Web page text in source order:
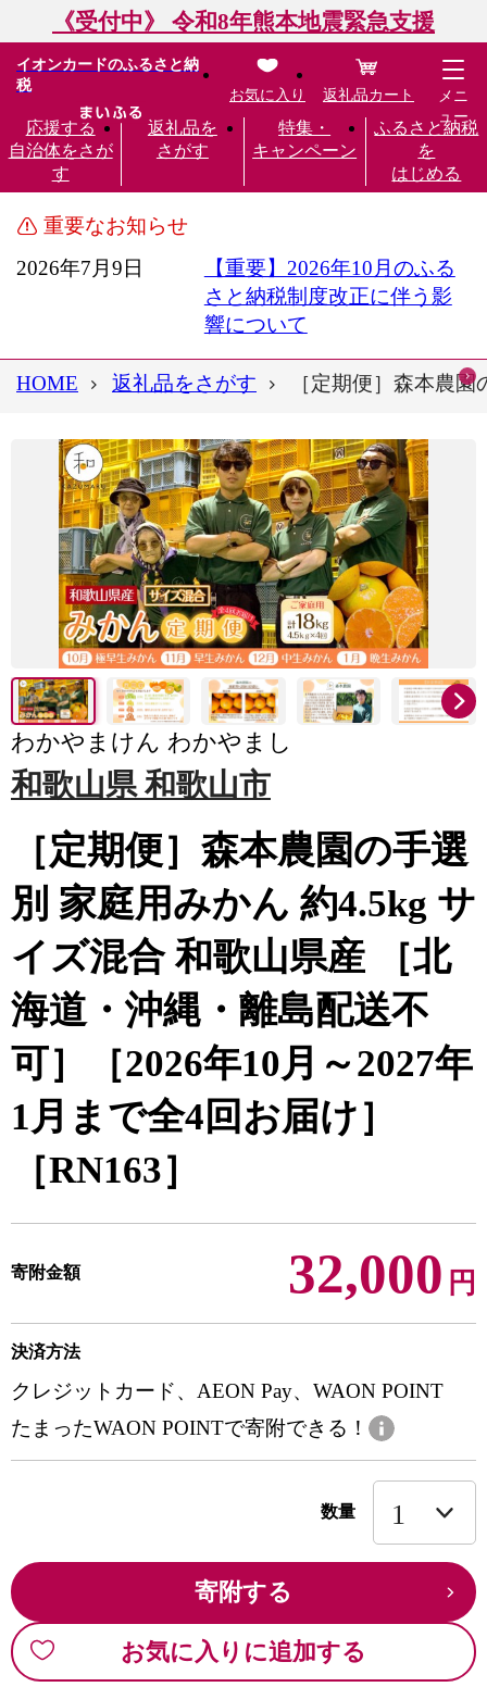
《受付中》 令和8年熊本地震緊急支援
イオンカードのふるさと納
税
応援する
自治体をさが
す
返礼品を
さがす
特集・
キャンペーン
ふるさと納税
を
はじめる
お気に入り 返礼品カート
メニ
ュー
重要なお知らせ
2026年7月9日
【重要】2026年10月のふる
さと納税制度改正に伴う影
響について
HOME 返礼品をさがす ［定期便］森本農
わかやまけん わかやまし
和歌山県 和歌山市
［定期便］森本農園の手選
別 家庭用みかん 約4.5kg サ
イズ混合 和歌山県産 ［北
海道・沖縄・離島配送不
可］［2026年10月～2027年
1月まで全4回お届け］
［RN163］
寄附金額 32,000 円
決済方法
クレジットカード、AEON Pay、WAON POINT
たまったWAON POINTで寄附できる！
数量
寄附する
お気に入りに追加する